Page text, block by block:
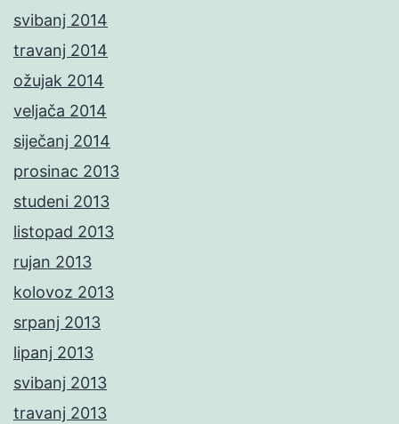
svibanj 2014
travanj 2014
ožujak 2014
veljača 2014
siječanj 2014
prosinac 2013
studeni 2013
listopad 2013
rujan 2013
kolovoz 2013
srpanj 2013
lipanj 2013
svibanj 2013
travanj 2013